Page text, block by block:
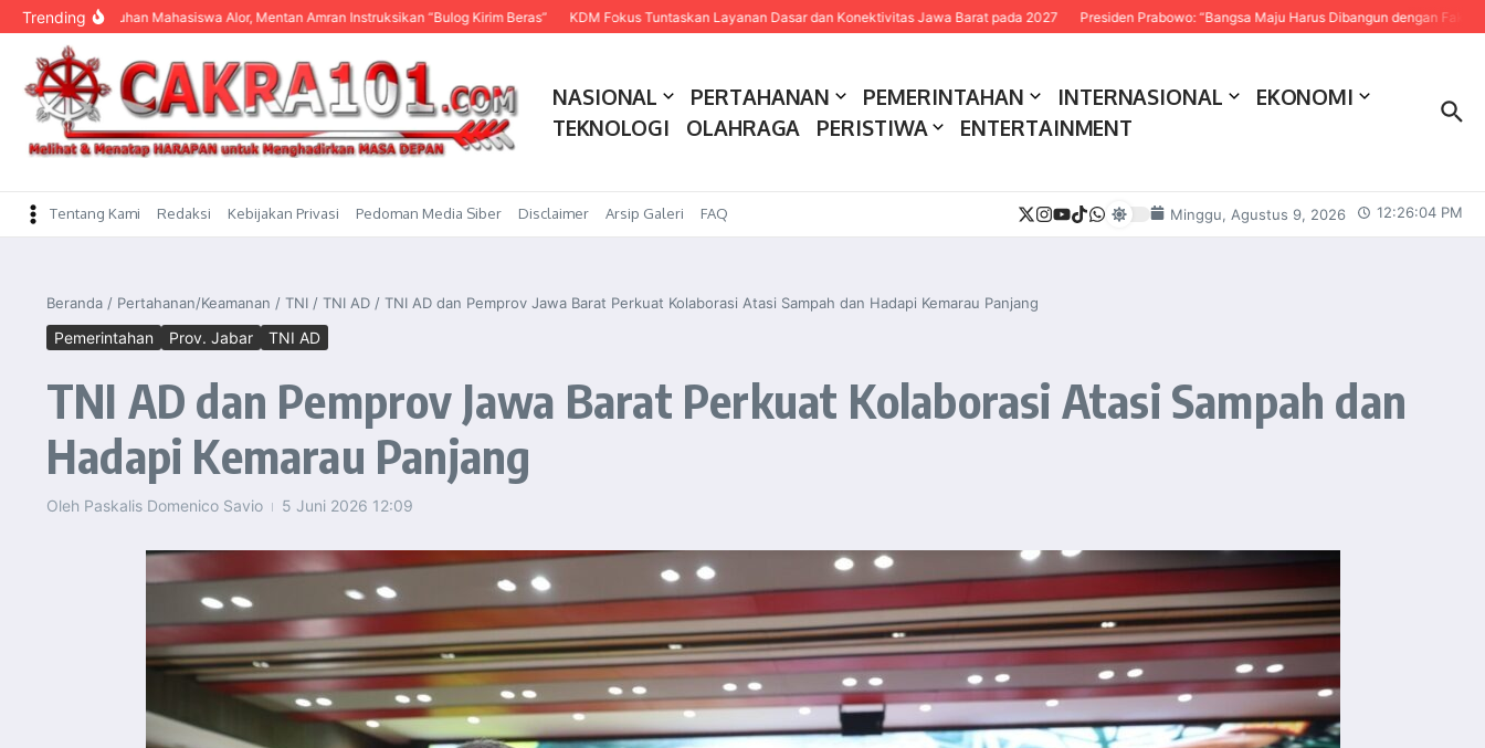
content
Trending
Keluhan Mahasiswa Alor, Mentan Amran Instruksikan “Bulog Kirim Beras” KDM Fokus Tuntaskan Layanan Dasar dan Konektivitas Jawa Barat pada 2027 Presiden Prabowo: “Bangsa Maju Harus Dibangun dengan Fakta dan Sains”
NASIONAL PERTAHANAN PEMERINTAHAN INTERNASIONAL
EKONOMI
TEKNOLOGI
OLAHRAGA PERISTIWA ENTERTAINMENT
Tentang Kami Redaksi Kebijakan Privasi Pedoman Media Siber Disclaimer Arsip Galeri FAQ Minggu, Agustus 9, 2026 12:26:05 PM
Beranda / Pertahanan/Keamanan / TNI / TNI AD / TNI AD dan Pemprov Jawa Barat Perkuat Kolaborasi Atasi Sampah dan Hadapi Kemarau Panjang
Pemerintahan Prov. Jabar TNI AD
TNI AD dan Pemprov Jawa Barat Perkuat Kolaborasi Atasi Sampah dan
Hadapi Kemarau Panjang
Oleh Paskalis Domenico Savio 5 Juni 2026 12:09